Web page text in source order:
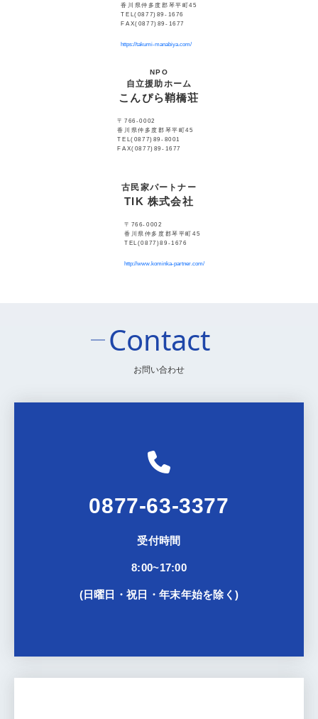
香川県仲多度郡琴平町45
TEL(0877)89-1676
FAX(0877)89-1677
https://takumi-manabiya.com/
NPO
自立援助ホーム
こんぴら鞘橋荘
〒766-0002
香川県仲多度郡琴平町45
TEL(0877)89-8001
FAX(0877)89-1677
古民家パートナー
TIK 株式会社
〒766-0002
香川県仲多度郡琴平町45
TEL(0877)89-1676
http://www.kominka-partner.com/
Contact
お問い合わせ
0877-63-3377
受付時間
8:00~17:00
(日曜日・祝日・年末年始を除く)